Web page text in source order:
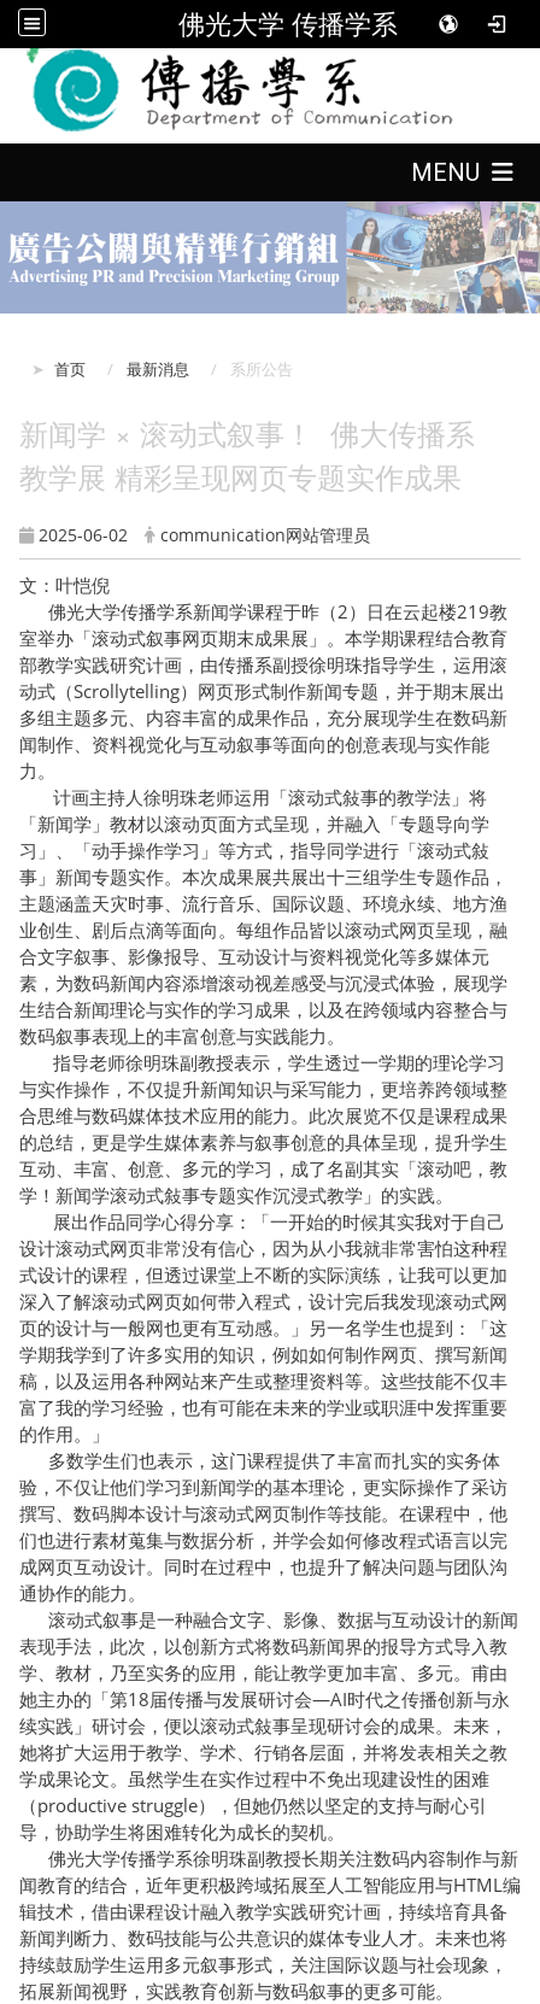
佛光大学 传播学系
MENU
首页 最新消息 系所公告
新闻学 × 滚动式叙事！ 佛大传播系
教学展 精彩呈现网页专题实作成果
2025-06-02 communication网站管理员
文：叶恺倪
佛光大学传播学系新闻学课程于昨（2）日在云起楼219教
室举办「滚动式叙事网页期末成果展」。本学期课程结合教育
部教学实践研究计画，由传播系副授徐明珠指导学生，运用滚
动式（Scrollytelling）网页形式制作新闻专题，并于期末展出
多组主题多元、内容丰富的成果作品，充分展现学生在数码新
闻制作、资料视觉化与互动叙事等面向的创意表现与实作能
力。
计画主持人徐明珠老师运用「滚动式敍事的教学法」将
「新闻学」教材以滚动页面方式呈现，并融入「专题导向学
习」、「动手操作学习」等方式，指导同学进行「滚动式敍
事」新闻专题实作。本次成果展共展出十三组学生专题作品，
主题涵盖天灾时事、流行音乐、国际议题、环境永续、地方渔
业创生、剧后点滴等面向。每组作品皆以滚动式网页呈现，融
合文字叙事、影像报导、互动设计与资料视觉化等多媒体元
素，为数码新闻内容添增滚动视差感受与沉浸式体验，展现学
生结合新闻理论与实作的学习成果，以及在跨领域内容整合与
数码叙事表现上的丰富创意与实践能力。
指导老师徐明珠副教授表示，学生透过一学期的理论学习
与实作操作，不仅提升新闻知识与采写能力，更培养跨领域整
合思维与数码媒体技术应用的能力。此次展览不仅是课程成果
的总结，更是学生媒体素养与叙事创意的具体呈现，提升学生
互动、丰富、创意、多元的学习，成了名副其实「滚动吧，教
学！新闻学滚动式敍事专题实作沉浸式教学」的实践。
展出作品同学心得分享：「一开始的时候其实我对于自己
设计滚动式网页非常没有信心，因为从小我就非常害怕这种程
式设计的课程，但透过课堂上不断的实际演练，让我可以更加
深入了解滚动式网页如何带入程式，设计完后我发现滚动式网
页的设计与一般网也更有互动感。」另一名学生也提到：「这
学期我学到了许多实用的知识，例如如何制作网页、撰写新闻
稿，以及运用各种网站来产生或整理资料等。这些技能不仅丰
富了我的学习经验，也有可能在未来的学业或职涯中发挥重要
的作用。」
多数学生们也表示，这门课程提供了丰富而扎实的实务体
验，不仅让他们学习到新闻学的基本理论，更实际操作了采访
撰写、数码脚本设计与滚动式网页制作等技能。在课程中，他
们也进行素材蒐集与数据分析，并学会如何修改程式语言以完
成网页互动设计。同时在过程中，也提升了解决问题与团队沟
通协作的能力。
滚动式叙事是一种融合文字、影像、数据与互动设计的新闻
表现手法，此次，以创新方式将数码新闻界的报导方式导入教
学、教材，乃至实务的应用，能让教学更加丰富、多元。甫由
她主办的「第18届传播与发展研讨会—AI时代之传播创新与永
续实践」研讨会，便以滚动式敍事呈现研讨会的成果。未来，
她将扩大运用于教学、学术、行销各层面，并将发表相关之教
学成果论文。虽然学生在实作过程中不免出现建设性的困难
（productive struggle），但她仍然以坚定的支持与耐心引
导，协助学生将困难转化为成长的契机。
佛光大学传播学系徐明珠副教授长期关注数码内容制作与新
闻教育的结合，近年更积极跨域拓展至人工智能应用与HTML编
辑技术，借由课程设计融入教学实践研究计画，持续培育具备
新闻判断力、数码技能与公共意识的媒体专业人才。未来也将
持续鼓励学生运用多元叙事形式，关注国际议题与社会现象，
拓展新闻视野，实践教育创新与数码叙事的更多可能。